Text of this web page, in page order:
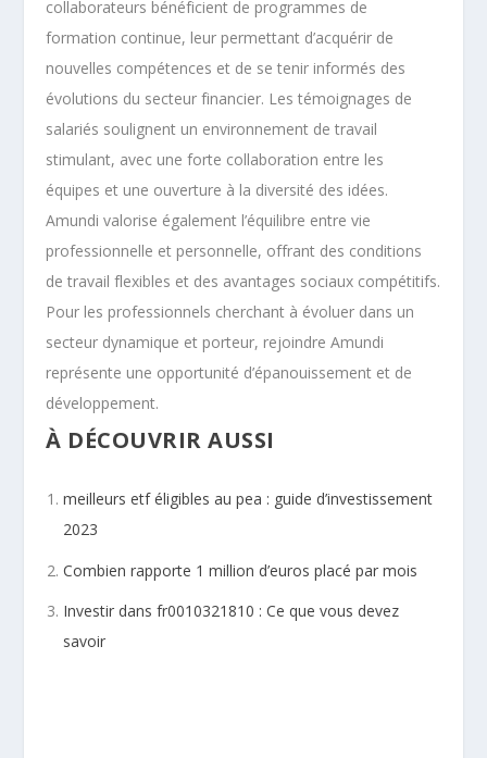
collaborateurs bénéficient de programmes de
formation continue, leur permettant d’acquérir de
nouvelles compétences et de se tenir informés des
évolutions du secteur financier. Les témoignages de
salariés soulignent un environnement de travail
stimulant, avec une forte collaboration entre les
équipes et une ouverture à la diversité des idées.
Amundi valorise également l’équilibre entre vie
professionnelle et personnelle, offrant des conditions
de travail flexibles et des avantages sociaux compétitifs.
Pour les professionnels cherchant à évoluer dans un
secteur dynamique et porteur, rejoindre Amundi
représente une opportunité d’épanouissement et de
développement.
À DÉCOUVRIR AUSSI
meilleurs etf éligibles au pea : guide d’investissement
2023
Combien rapporte 1 million d’euros placé par mois
Investir dans fr0010321810 : Ce que vous devez
savoir